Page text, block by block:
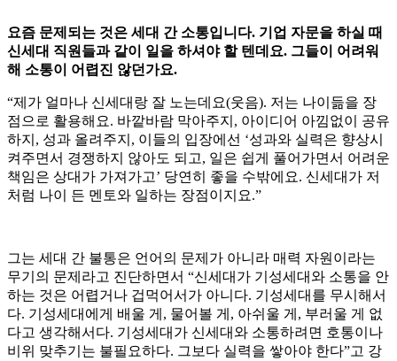
요즘 문제되는 것은 세대 간 소통입니다. 기업 자문을 하실 때
신세대 직원들과 같이 일을 하셔야 할 텐데요. 그들이 어려워
해 소통이 어렵진 않던가요.
“제가 얼마나 신세대랑 잘 노는데요(웃음). 저는 나이듦을 장
점으로 활용해요. 바깥바람 막아주지, 아이디어 아낌없이 공유
하지, 성과 올려주지, 이들의 입장에선 ‘성과와 실력은 향상시
켜주면서 경쟁하지 않아도 되고, 일은 쉽게 풀어가면서 어려운
책임은 상대가 가져가고’ 당연히 좋을 수밖에요. 신세대가 저
처럼 나이 든 멘토와 일하는 장점이지요.”
그는 세대 간 불통은 언어의 문제가 아니라 매력 자원이라는
무기의 문제라고 진단하면서 “신세대가 기성세대와 소통을 안
하는 것은 어렵거나 겁먹어서가 아니다. 기성세대를 무시해서
다. 기성세대에게 배울 게, 물어볼 게, 아쉬울 게, 부러울 게 없
다고 생각해서다. 기성세대가 신세대와 소통하려면 호통이나
비위 맞추기는 불필요하다. 그보다 실력을 쌓아야 한다”고 강